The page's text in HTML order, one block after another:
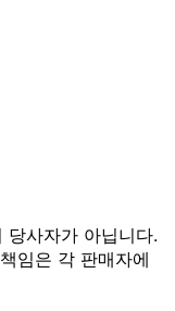
당사자가 아닙니다.
임은 각 판매자에